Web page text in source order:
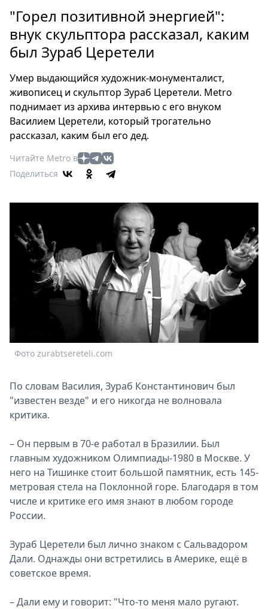
Россия
Мир
Здоровье
Туризм
Мода
Театр
Кино
Афиша
Книги
Пресс-
Metro
Стримы
Спецпроекты
Звезды
Выборы
2026
Metro
"Горел позитивной энергией":
внук скульптора рассказал, каким
был Зураб Церетели
Умер выдающийся художник-монументалист,
живописец и скульптор Зураб Церетели. Metro
поднимает из архива интервью с его внуком
Василием Церетели, который трогательно
рассказал, каким был его дед.
Читайте Metro в
Поделиться
Фото zurabtsereteli.com
По словам Василия, Зураб Константинович был
"известен везде" и его никогда не волновала
критика.
– Он первым в 70-е работал в Бразилии. Был
главным художником Олимпиады-1980 в Москве. У
него на Тишинке стоит большой памятник, есть 145-
метровая стела на Поклонной горе. Благодаря в том
числе и критике его имя знают в любом городе
России.
Зураб Церетели был лично знаком с Сальвадором
Дали. Однажды они встретились в Америке, ещё в
советское время.
– Дали ему и говорит: "Что-то меня мало ругают.